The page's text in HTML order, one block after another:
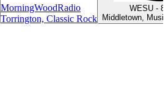
MorningWoodRadio
Torrington, Classic Rock
WESU -
Middletown,